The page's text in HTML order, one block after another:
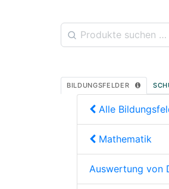
BILDUNGSFELDER
Alle
Mathematik
Auswertung von